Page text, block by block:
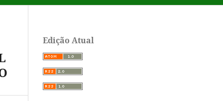
Edição Atual